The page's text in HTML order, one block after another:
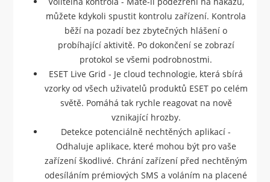
můžete kdykoli spustit kontrolu zařízení. Kontrola
běží na pozadí bez zbytečných hlášení o
probíhající aktivitě. Po dokončení se zobrazí
protokol se všemi podrobnostmi.
ESET Live Grid - Je cloud technologie, která sbírá
vzorky od všech uživatelů produktů ESET po celém
světě. Pomáhá tak rychle reagovat na nově
vznikající hrozby.
Detekce potenciálně nechtěných aplikací -
Odhaluje aplikace, které mohou být pro vaše
zařízení škodlivé. Chrání zařízení před nechtěným
odesíláním prémiových SMS a voláním na placené